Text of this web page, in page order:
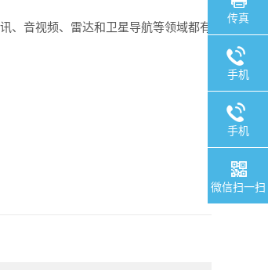
音视频、雷达和卫星导航等领域都有
传真
手机
手机
微信扫一扫